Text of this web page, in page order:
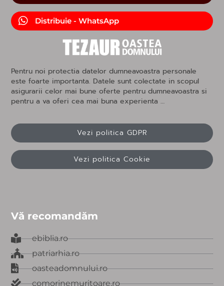
Distribuie - WhatsApp
Pentru noi protectia datelor dumneavoastra personale
este foarte importanta. Datele sunt colectate in scopul
asigurarii celor mai bune oferte pentru dumneavoastra si
pentru a va oferi cea mai buna experienta …
Vezi politica GDPR
Vezi politica Cookie
Vă recomandăm
ebiblia.ro
patriarhia.ro
oasteadomnului.ro
comorinemuritoare.ro